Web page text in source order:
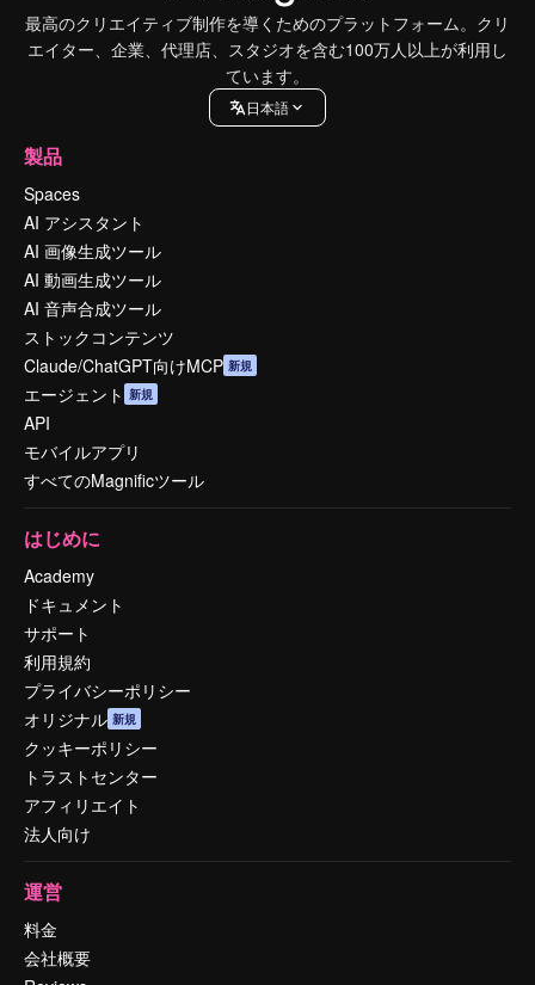
最高のクリエイティブ制作を導くためのプラットフォーム。クリ
エイター、企業、代理店、スタジオを含む100万人以上が利用し
ています。
日本語
製品
Spaces
AI アシスタント
AI 画像生成ツール
AI 動画生成ツール
AI 音声合成ツール
ストックコンテンツ
Claude/ChatGPT向けMCP 新規
エージェント 新規
API
モバイルアプリ
すべてのMagnificツール
はじめに
Academy
ドキュメント
サポート
利用規約
プライバシーポリシー
オリジナル 新規
クッキーポリシー
トラストセンター
アフィリエイト
法人向け
運営
料金
会社概要